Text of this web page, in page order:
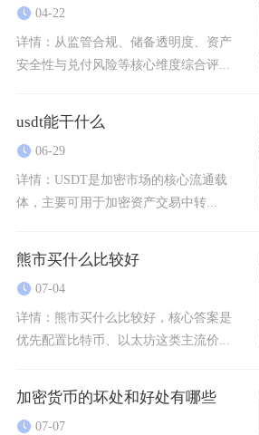
04-22
详情： 从监管合规、储备透明度、资产
安全性与兑付风险等核心维度综合评...
usdt能干什么
06-29
详情： USDT是加密市场的核心流通载
体，主要可用于加密资产交易中转...
熊市买什么比较好
07-04
详情： 熊市买什么比较好，核心答案是
优先配置比特币、以太坊这类主流价...
加密货币的坏处和好处有哪些
07-07